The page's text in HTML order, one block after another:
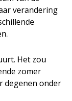
verandering
Het zou
zomer
degenen onder